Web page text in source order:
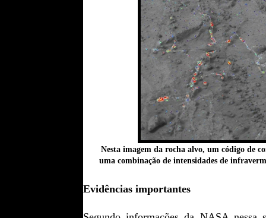
Nesta imagem da rocha alvo, um código de
uma combinação de intensidades de
Evidências importantes